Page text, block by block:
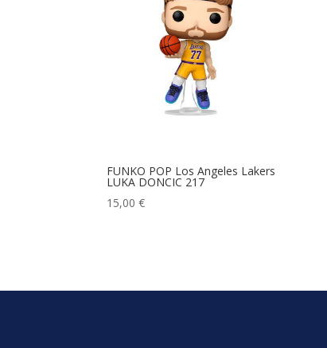
FUNKO POP Los Angeles Lakers
LUKA DONCIC 217
15,00€